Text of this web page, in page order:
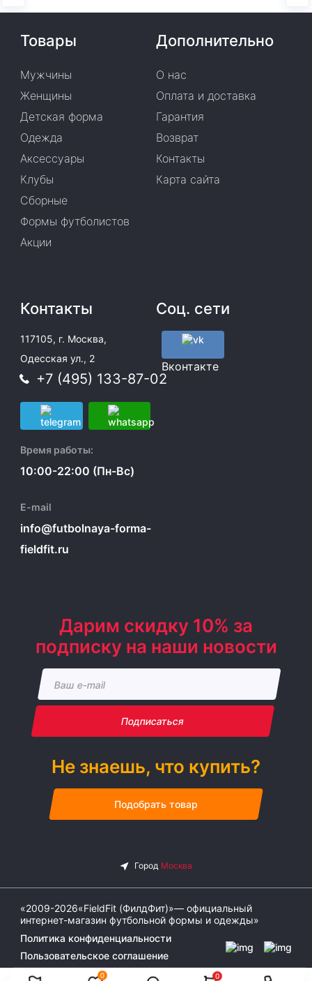
0 0
Товары
Мужчины
Женщины
Детская форма
Одежда
Аксессуары
Клубы
Сборные
Формы футболистов
Акции
Дополнительно
О нас
Оплата и доставка
Гарантия
Возврат
Контакты
Карта сайта
Контакты
117105, г. Москва,
Одесская ул., 2
+7 (495) 133-87-02
Время работы:
10:00-22:00 (Пн-Вс)
E-mail
info@futbolnaya-forma-
fieldfit.ru
Соц. сети
Вконтакте
Дарим скидку 10% за
подписку на наши новости
Подписаться
Не знаешь, что купить?
Подобрать товар
«2009-2026«FieldFit (ФилдФит)»— официальный
интернет-магазин футбольной формы и одежды»
Политика конфиденциальности
Пользовательское соглашение